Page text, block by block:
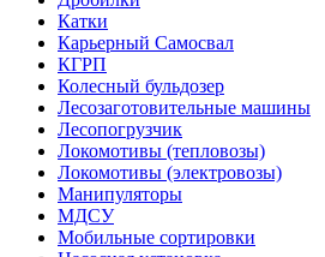
Катки
Карьерный Самосвал
КГРП
Колесный бульдозер
Лесозаготовительные машины
Лесопогрузчик
Локомотивы (тепловозы)
Локомотивы (электровозы)
Манипуляторы
МДСУ
Мобильные сортировки